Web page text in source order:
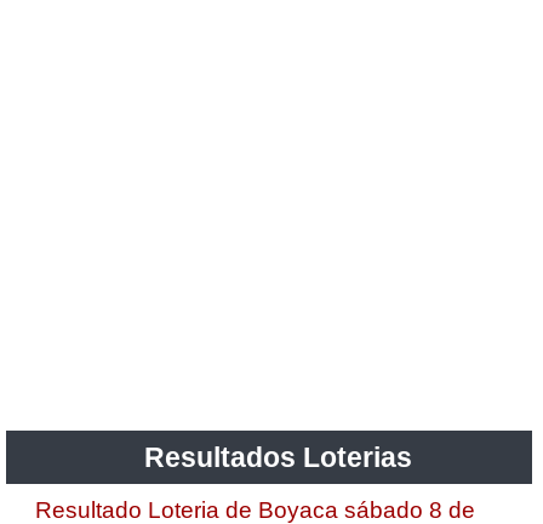
Sinuano Día
Sinuano Noche
Resultados Loterias
Resultado Loteria de Boyaca sábado 8 de